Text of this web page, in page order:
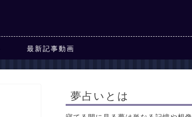
最新記事動画
夢占いとは